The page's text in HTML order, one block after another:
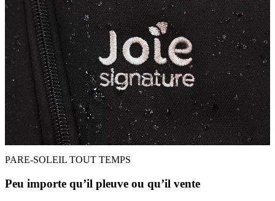
PARE-SOLEIL TOUT TEMPS
Peu importe qu’il pleuve ou qu’il vente